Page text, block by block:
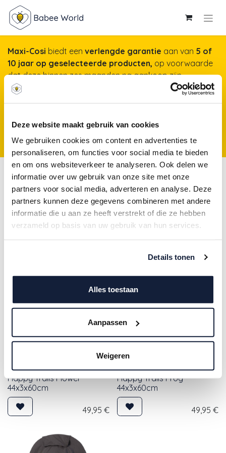
Deze website maakt gebruik van cookies
We gebruiken cookies om content en advertenties te
personaliseren, om functies voor social media te bieden
en om ons websiteverkeer te analyseren. Ook delen we
informatie over uw gebruik van onze site met onze
partners voor social media, adverteren en analyse. Deze
partners kunnen deze gegevens combineren met andere
informatie die u aan ze heeft verstrekt of die ze hebben
verzameld op basis van uw gebruik van hun services.
Details tonen
Alles toestaan
Aanpassen
Weigeren
Maxi-Cosi biedt een verlengde garantie aan van 5 of
10 jaar op geselecteerde producten, op voorwaarde
dat deze binnen zes maanden na aankoop zijn
geregistreerd op onze website. Het duurt maar een
verlengde garantie.
In de auto
Auto-
accessoires
Autostoelen
Gr 0+
Autostoelen
Gr 0+/1
Laessig | Organiser vr Auto
Happy Trails Flower
44x3x60cm
49,95 €
Laessig | Organiser vr Auto
Happy Trails Frog
44x3x60cm
49,95 €